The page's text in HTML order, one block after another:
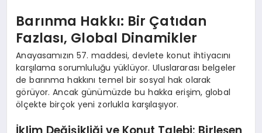
Barınma Hakkı: Bir Çatıdan
Fazlası, Global Dinamikler
Anayasamızın 57. maddesi, devlete konut ihtiyacını
karşılama sorumluluğu yüklüyor. Uluslararası belgeler
de barınma hakkını temel bir sosyal hak olarak
görüyor. Ancak günümüzde bu hakka erişim, global
ölçekte birçok yeni zorlukla karşılaşıyor.